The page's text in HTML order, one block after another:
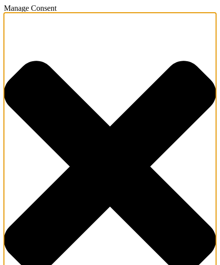
Manage Consent